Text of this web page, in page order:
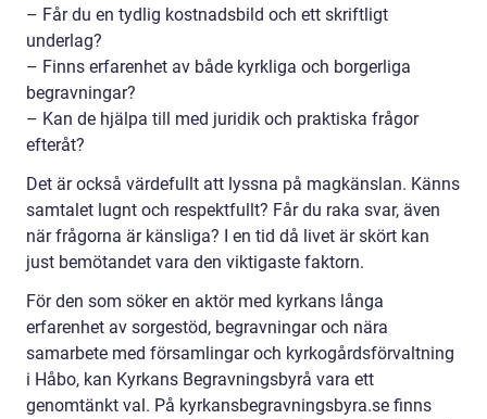
– Får du en tydlig kostnadsbild och ett skriftligt
underlag?
– Finns erfarenhet av både kyrkliga och borgerliga
begravningar?
– Kan de hjälpa till med juridik och praktiska frågor
efteråt?
Det är också värdefullt att lyssna på magkänslan. Känns
samtalet lugnt och respektfullt? Får du raka svar, även
när frågorna är känsliga? I en tid då livet är skört kan
just bemötandet vara den viktigaste faktorn.
För den som söker en aktör med kyrkans långa
erfarenhet av sorgestöd, begravningar och nära
samarbete med församlingar och kyrkogårdsförvaltning
i Håbo, kan Kyrkans Begravningsbyrå vara ett
genomtänkt val. På kyrkansbegravningsbyra.se finns